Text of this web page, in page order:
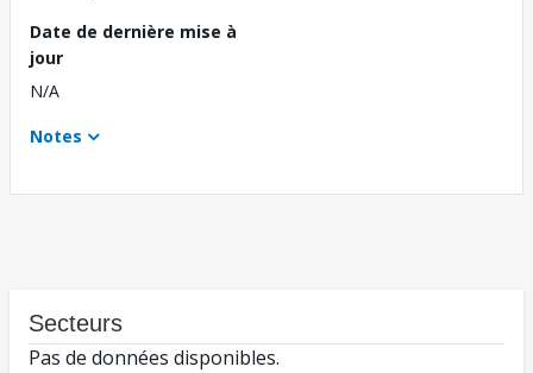
Date de dernière mise à
jour
N/A
Notes
Secteurs
Pas de données disponibles.